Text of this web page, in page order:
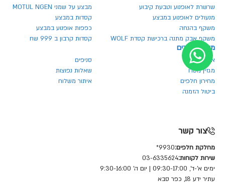
שרשרת לאופנוע וטבעת קיבוע
מבצע על שמני MOTUL NGEN
מנעולים לאופנוע במבצע
קסדות במבצע
משקף בהנחה
כפפות אופנוע במבצע
משקף אבק מתנה ברכישת קסדת WOLF
קסדות קרבון ב 999 שח
מטרו אביזרים
אודותינו
סניפים
מגזין מטרו
שאלות נפוצות
מחירון חלפים
איתור משלוח
ביטול הזמנה
צור קשר
מחלקת חלפים:9930*
שירות לקוחות:03-6335624
ימים א'-ד', 09:30-17:00 | יום ה' 9:30-16:00
עתיר ידע 18, כפר סבא